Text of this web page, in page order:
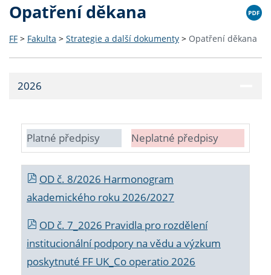
Opatření děkana
FF > Fakulta > Strategie a další dokumenty > Opatření děkana
2026
Platné předpisy Neplatné předpisy
OD č. 8/2026 Harmonogram
akademického roku 2026/2027
OD č. 7_2026 Pravidla pro rozdělení
institucionální podpory na vědu a výzkum
poskytnuté FF UK_Co operatio 2026